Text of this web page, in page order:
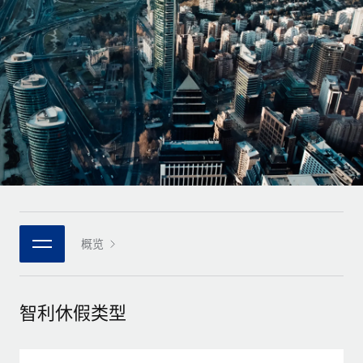
全球合同工入职与管理
PEO
外包复杂雇佣任务
基础设施
Remote Embedded
将人力资源无缝融入工作流程
团队的内置核心人力资源功能
连接 新的
使用我们的 MCP 将任何人工智能工具与 Remote 平台相连
借助核心业务工具简化流程
成长阶段
初创企业
为成长型企业量身打造的全球敏捷型人力资源与薪资解决方案
中型市场
通过定制化人力资源解决方案扩展团队
企业
与我们携手合作
战略技术合作伙伴
合同工薪酬结算计算器
探索全球合同工的结算货币选项与结算速度
通过 REMOTE 学习
研究与指引
案例研究
人力资源术语表
核对表和模板
职位描述库
网络研讨会
活动
Nederlands
Français
Deutsch
Español
Italiano
Português (Portugal)
日本語
한국어
登录
概览
智利休假类型